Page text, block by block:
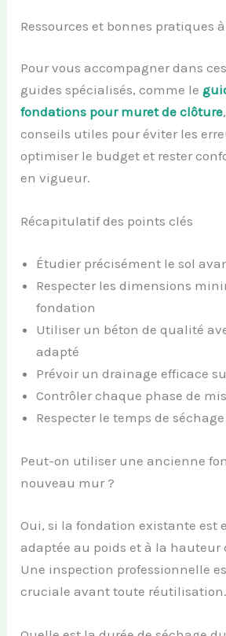
Ressources et bonnes pratiques
Pour vous accompagner dans
guides spécialisés, comme le
fondations pour muret de clôture
conseils utiles pour éviter les
optimiser le budget et rester
en vigueur.
Récapitulatif des points clés
Étudier précisément le sol
Respecter les dimensions
fondation
Utiliser un béton de qualité
adapté
Prévoir un drainage efficace
Contrôler chaque phase de
Respecter le temps de
Peut-on utiliser une ancienne
nouveau mur ?
Oui, si la fondation existante est
adaptée au poids et à la hauteur
Une inspection professionnelle
cruciale avant toute réutilisation.